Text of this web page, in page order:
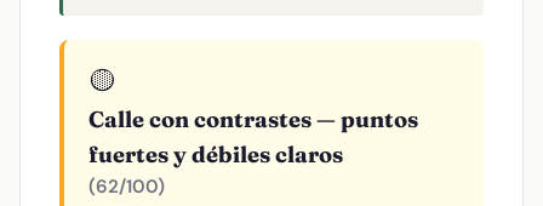
🟡
Calle con contrastes — puntos
fuertes y débiles claros
(62/100)